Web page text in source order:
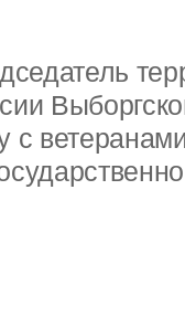
с